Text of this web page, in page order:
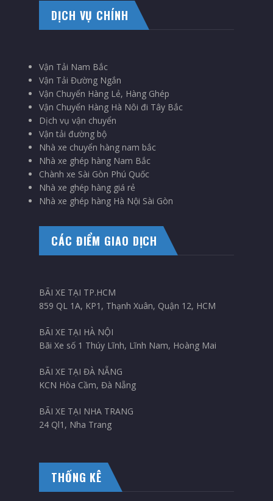
DỊCH VỤ CHÍNH
Vận Tải Nam Bắc
Vận Tải Đường Ngắn
Vận Chuyển Hàng Lẻ, Hàng Ghép
Vận Chuyển Hàng Hà Nôi đi Tây Bắc
Dịch vụ vận chuyển
Vận tải đường bộ
Nhà xe chuyển hàng nam bắc
Nhà xe ghép hàng Nam Bắc
Chành xe Sài Gòn Phú Quốc
Nhà xe ghép hàng giá rẻ
Nhà xe ghép hàng Hà Nội Sài Gòn
CÁC ĐIỂM GIAO DỊCH
BÃI XE TẠI TP.HCM
859 QL 1A, KP1, Thạnh Xuân, Quận 12, HCM
BÃI XE TẠI HÀ NỘI
Bãi Xe số 1 Thúy Lĩnh, Lĩnh Nam, Hoàng Mai
BÃI XE TẠI ĐÀ NẴNG
KCN Hòa Cầm, Đà Nẵng
BÃI XE TẠI NHA TRANG
24 Ql1, Nha Trang
THỐNG KÊ